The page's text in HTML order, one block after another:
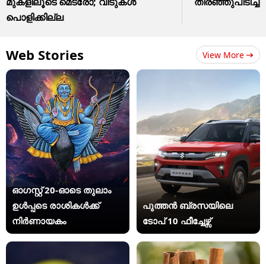
പൊളിക്കില്ല
Web Stories View More
ഓഗസ്റ്റ് 20-ഓടെ തുലാം
ഉൾപ്പടെ രാശികൾക്ക്
നിർണായകം
പുത്തൻ ബ്രസയിലെ
ടോപ് 10 ഫീച്ചേഴ്സ്